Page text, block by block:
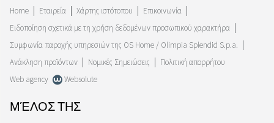
Home
Εταιρεία Χάρτης ιστότοπου
Επικοινωνία
Ειδοποίηση σχετικά με τη χρήση δεδομένων προσωπικού χαρακτήρα
Συμφωνία παροχής υπηρεσιών της OS Home / Olimpia Splendid S.p.a.
Ανάκληση προϊόντων
Νομικές Σημειώσεις
Πολιτική απορρήτου
Web agency
Websolute
ΜΈΛΟΣ ΤΗΣ